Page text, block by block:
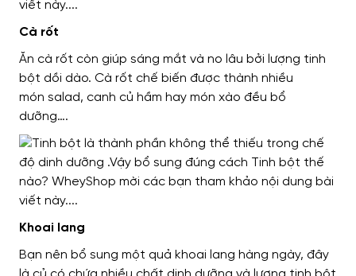
Cà rốt
Ăn cà rốt còn giúp sáng mắt và no lâu bởi lượng tinh
bột dồi dào. Cà rốt chế biến được thành nhiều
món salad, canh củ hầm hay món xào đều bổ
dưỡng….
Khoai lang
Bạn nên bổ sung một quả khoai lang hàng ngày, đây